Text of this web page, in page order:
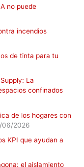
no puede
incendios
de tinta para tu
La
confinados
de los hogares con
06/2026
KPI que ayudan a
el aislamiento